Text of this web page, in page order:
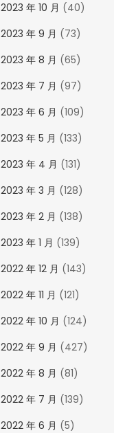
2023 年 10 月 (40)
2023 年 9 月 (73)
2023 年 8 月 (65)
2023 年 7 月 (97)
2023 年 6 月 (109)
2023 年 5 月 (133)
2023 年 4 月 (131)
2023 年 3 月 (128)
2023 年 2 月 (138)
2023 年 1 月 (139)
2022 年 12 月 (143)
2022 年 11 月 (121)
2022 年 10 月 (124)
2022 年 9 月 (427)
2022 年 8 月 (81)
2022 年 7 月 (139)
2022 年 6 月 (5)